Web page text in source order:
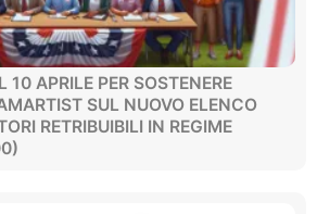
10 APRILE PER SOSTENERE
SUL NUOVO ELENCO
RETRIBUIBILI IN REGIME